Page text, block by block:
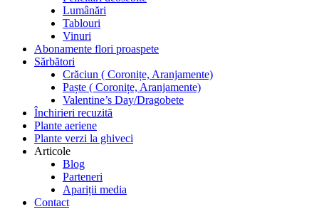
Lumânări
Tablouri
Vinuri
Abonamente flori proaspete
Sărbători
Crăciun ( Coronițe, Aranjamente)
Paște ( Coronițe, Aranjamente)
Valentine’s Day/Dragobete
Închirieri recuzită
Plante aeriene
Plante verzi la ghiveci
Articole
Blog
Parteneri
Apariții media
Contact